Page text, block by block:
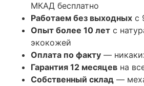
МКАД бесплатно
Работаем без выходных с
Опыт более 10 лет с
экокожей
Оплата по факту —
Гарантия 12 месяцев на
Собственный склад —